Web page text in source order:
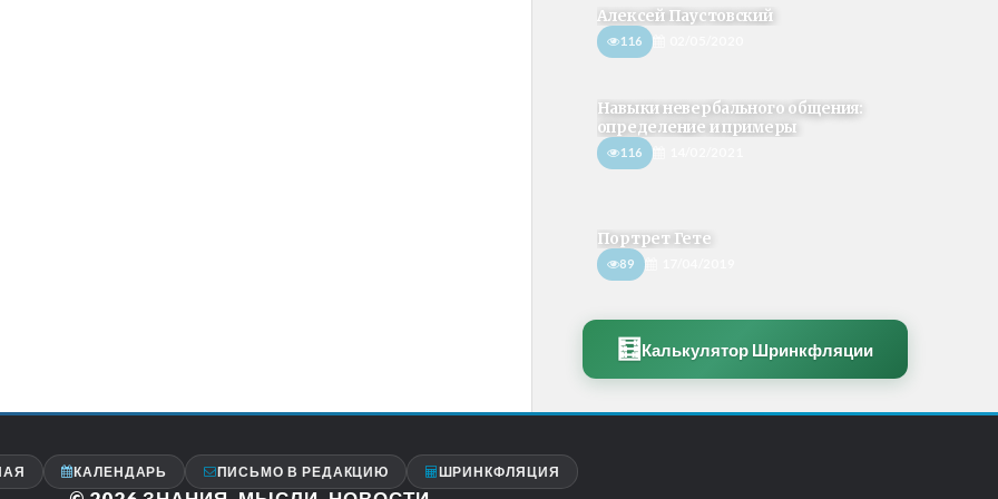
Алексей Паустовский
116
Навыки невербального общения:
определение и примеры
116
Портрет Гете
89
🧮 Калькулятор Шринкфляции
КАЛЕНДАРЬ ПИСЬМО В РЕДАКЦИЮ ШРИНКФЛЯЦИЯ